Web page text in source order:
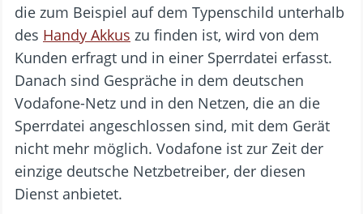
die zum Beispiel auf dem Typenschild unterhalb
des Handy Akkus zu finden ist, wird von dem
Kunden erfragt und in einer Sperrdatei erfasst.
Danach sind Gespräche in dem deutschen
Vodafone-Netz und in den Netzen, die an die
Sperrdatei angeschlossen sind, mit dem Gerät
nicht mehr möglich. Vodafone ist zur Zeit der
einzige deutsche Netzbetreiber, der diesen
Dienst anbietet.